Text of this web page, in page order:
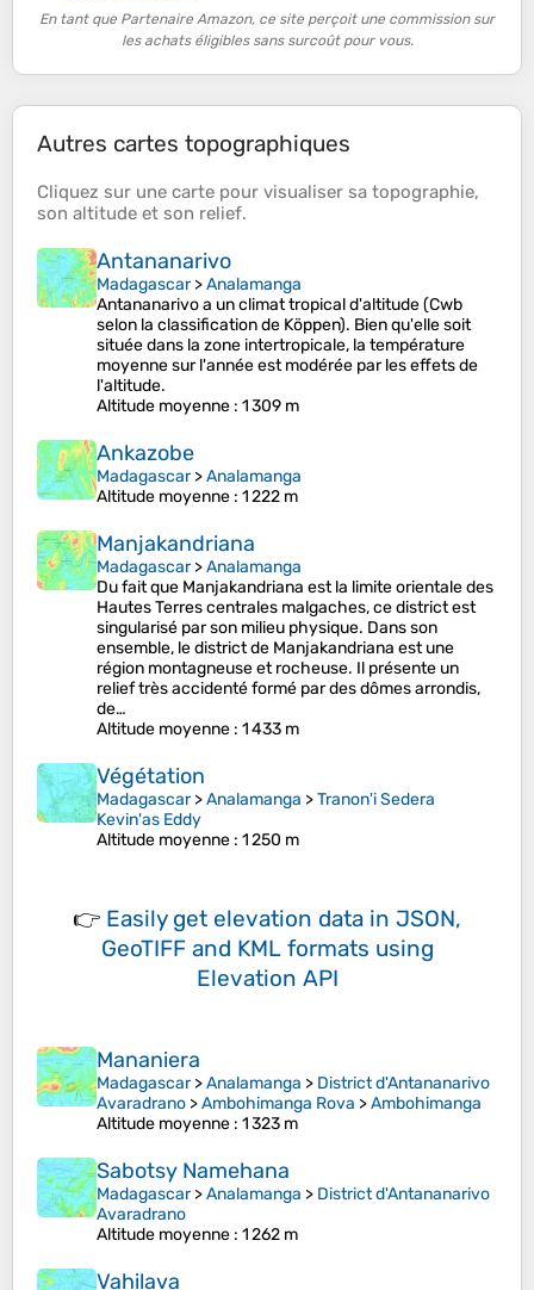
En tant que Partenaire Amazon, ce site perçoit une commission sur
les achats éligibles sans surcoût pour vous.
Autres cartes topographiques
Cliquez sur une carte pour visualiser sa topographie,
son altitude et son relief.
Antananarivo
Madagascar>Analamanga
Antananarivo a un climat tropical d'altitude (Cwb
selon la classification de Köppen). Bien qu'elle soit
située dans la zone intertropicale, la température
moyenne sur l'année est modérée par les effets de
l'altitude.
Altitude moyenne : 1 309 m
Ankazobe
Madagascar>Analamanga
Altitude moyenne : 1 222 m
Manjakandriana
Madagascar>Analamanga
Du fait que Manjakandriana est la limite orientale des
Hautes Terres centrales malgaches, ce district est
singularisé par son milieu physique. Dans son
ensemble, le district de Manjakandriana est une
région montagneuse et rocheuse. Il présente un
relief très accidenté formé par des dômes arrondis,
de…
Altitude moyenne : 1 433 m
Végétation
Madagascar>Analamanga >Tranon'i Sedera
Kevin'as Eddy
Altitude moyenne : 1 250 m
👉 Easily get elevation data in JSON,
GeoTIFF and KML formats using
Elevation API
Mananiera
Madagascar>Analamanga > District d'Antananarivo
Avaradrano >Ambohimanga Rova >Ambohimanga
Altitude moyenne : 1 323 m
Sabotsy Namehana
Madagascar>Analamanga > District d'Antananarivo
Avaradrano
Altitude moyenne : 1 262 m
Vahilava